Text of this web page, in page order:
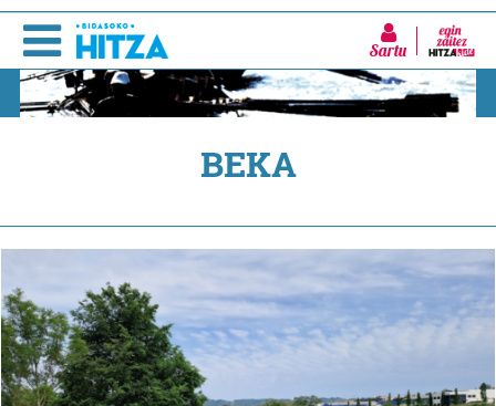
Sartu
BEKA